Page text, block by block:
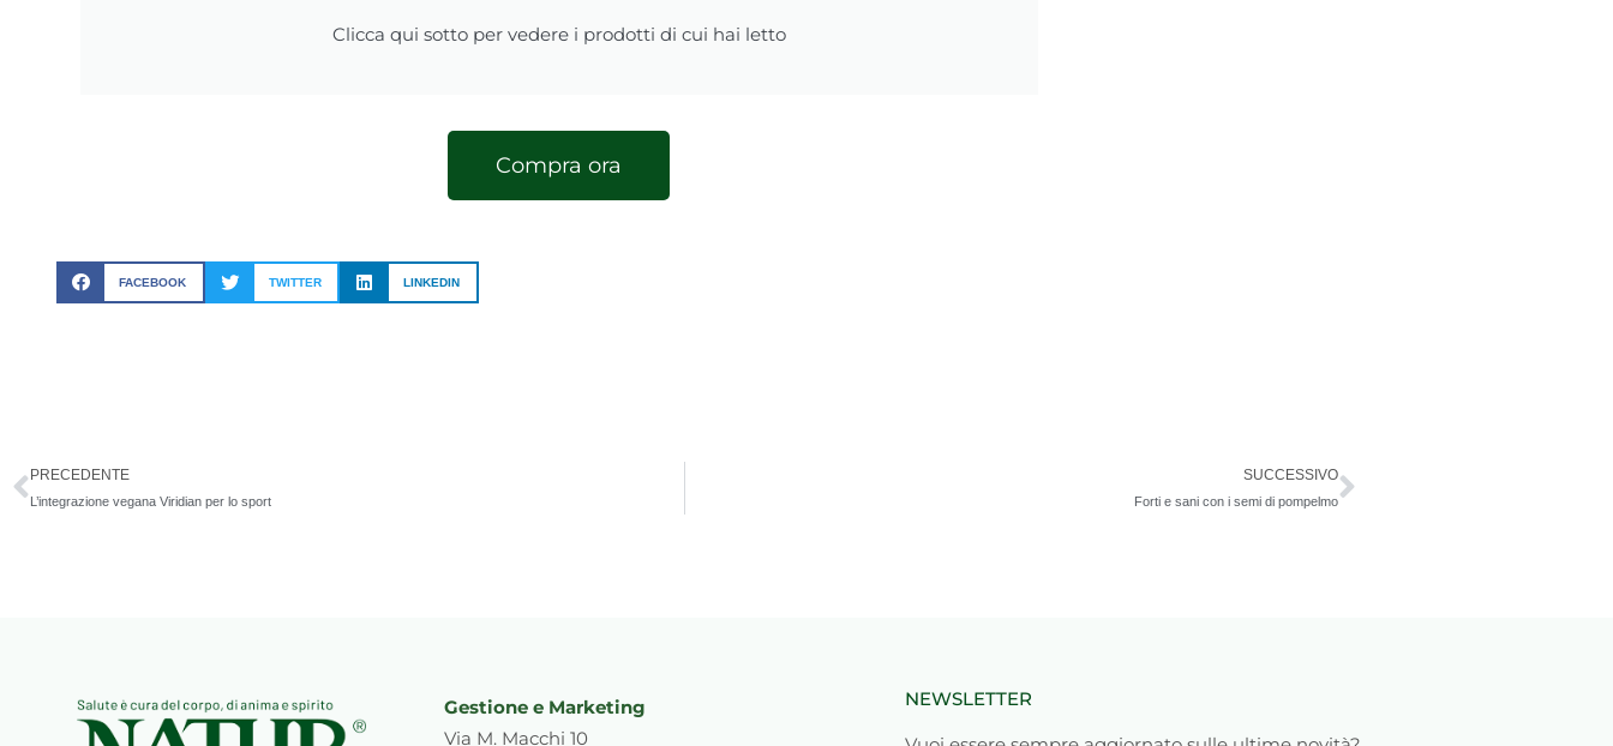
Clicca qui sotto per vedere i prodotti di cui hai letto
Compra ora
FACEBOOK TWITTER LINKEDIN
Precedente
PRECEDENTE
L’integrazione vegana Viridian per lo sport
SUCCESSIVO
Forti e sani con i semi di pompelmo
Successivo
Gestione e Marketing
Via M. Macchi 10
NEWSLETTER